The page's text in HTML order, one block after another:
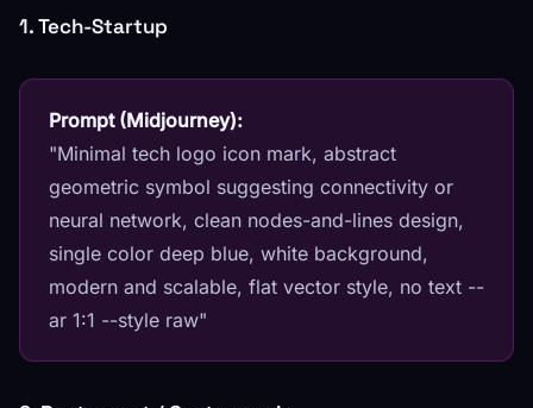
1. Tech-Startup
Prompt (Midjourney):
"Minimal tech logo icon mark, abstract
geometric symbol suggesting connectivity or
neural network, clean nodes-and-lines design,
single color deep blue, white background,
modern and scalable, flat vector style, no text --
ar 1:1 --style raw"